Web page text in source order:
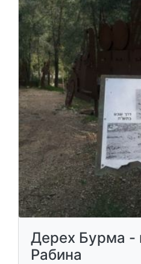
Дерех Бурма -
Рабина